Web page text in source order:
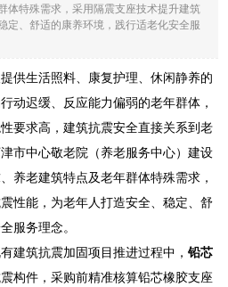
体特殊需求，采用隔震支座技术提升建筑
定、舒适的康养环境，践行适老化安全服
供生活照料、康复护理、休闲静养的
动迟缓、反应能力偏弱的老年群体，
要求高，建筑抗震安全直接关系到老
市中心敬老院（养老服务中心）建设
养老建筑特点及老年群体特殊需求，
性能，为老年人打造安全、稳定、舒
服务理念。
建筑抗震加固项目推进过程中，铅芯
构件，采购前精准核算铅芯橡胶支座